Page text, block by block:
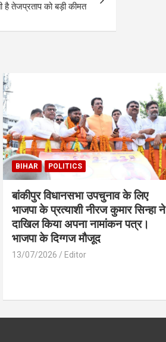
तेजप्रताप को बड़ी कीमत
BIHAR POLITICS
बांकीपुर विधानसभा उपचुनाव के लिए
भाजपा के प्रत्याशी नीरज कुमार सिन्हा ने
दाखिल किया अपना नामांकन पत्र।
भाजपा के दिग्गज मौजूद
13/07/2026 Editor